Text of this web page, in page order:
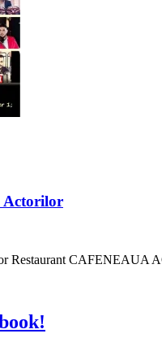
Actorilor
Restaurant CAFENEAUA